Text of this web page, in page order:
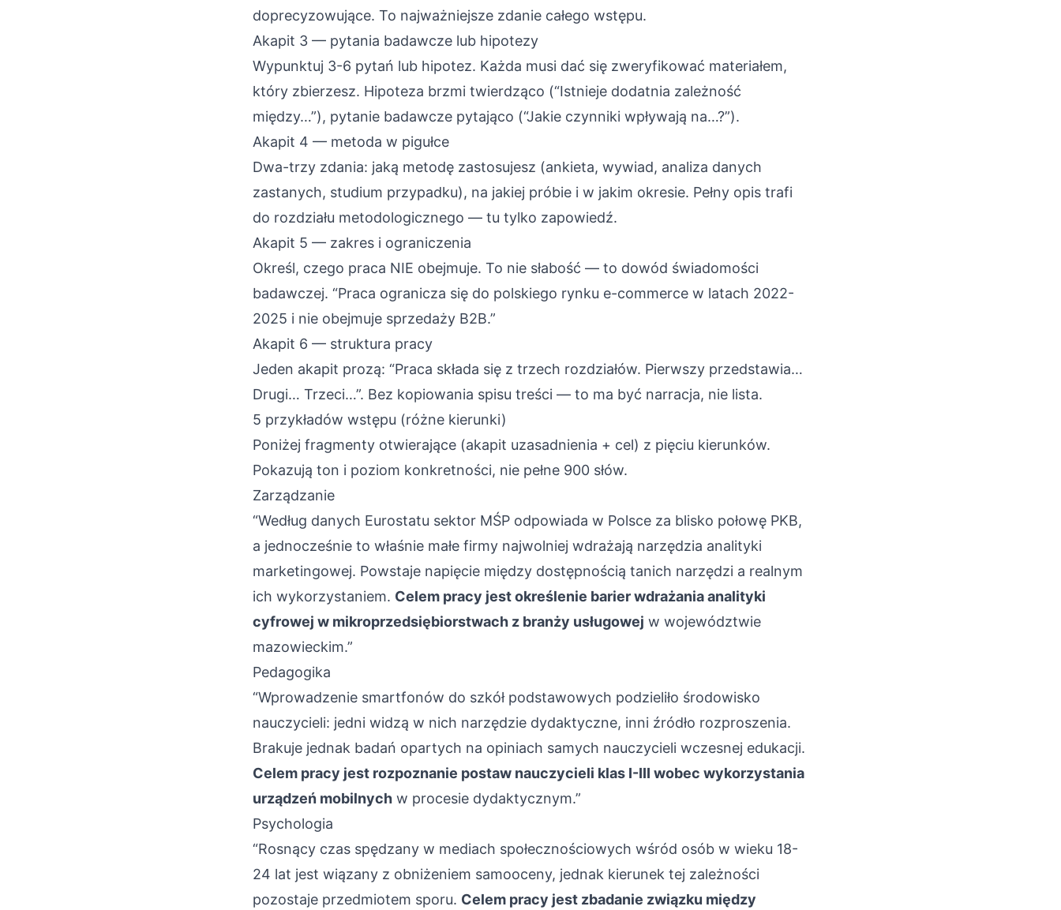
doprecyzowujące. To najważniejsze zdanie całego wstępu.
Akapit 3 — pytania badawcze lub hipotezy
Wypunktuj 3-6 pytań lub hipotez. Każda musi dać się zweryfikować materiałem,
który zbierzesz. Hipoteza brzmi twierdząco (“Istnieje dodatnia zależność
między…”), pytanie badawcze pytająco (“Jakie czynniki wpływają na…?”).
Akapit 4 — metoda w pigułce
Dwa-trzy zdania: jaką metodę zastosujesz (ankieta, wywiad, analiza danych
zastanych, studium przypadku), na jakiej próbie i w jakim okresie. Pełny opis trafi
do rozdziału metodologicznego — tu tylko zapowiedź.
Akapit 5 — zakres i ograniczenia
Określ, czego praca NIE obejmuje. To nie słabość — to dowód świadomości
badawczej. “Praca ogranicza się do polskiego rynku e-commerce w latach 2022-
2025 i nie obejmuje sprzedaży B2B.”
Akapit 6 — struktura pracy
Jeden akapit prozą: “Praca składa się z trzech rozdziałów. Pierwszy przedstawia…
Drugi… Trzeci…”. Bez kopiowania spisu treści — to ma być narracja, nie lista.
5 przykładów wstępu (różne kierunki)
Poniżej fragmenty otwierające (akapit uzasadnienia + cel) z pięciu kierunków.
Pokazują ton i poziom konkretności, nie pełne 900 słów.
Zarządzanie
“Według danych Eurostatu sektor MŚP odpowiada w Polsce za blisko połowę PKB,
a jednocześnie to właśnie małe firmy najwolniej wdrażają narzędzia analityki
marketingowej. Powstaje napięcie między dostępnością tanich narzędzi a realnym
ich wykorzystaniem. Celem pracy jest określenie barier wdrażania analityki
cyfrowej w mikroprzedsiębiorstwach z branży usługowej w województwie
mazowieckim.”
Pedagogika
“Wprowadzenie smartfonów do szkół podstawowych podzieliło środowisko
nauczycieli: jedni widzą w nich narzędzie dydaktyczne, inni źródło rozproszenia.
Brakuje jednak badań opartych na opiniach samych nauczycieli wczesnej edukacji.
Celem pracy jest rozpoznanie postaw nauczycieli klas I-III wobec wykorzystania
urządzeń mobilnych w procesie dydaktycznym.”
Psychologia
“Rosnący czas spędzany w mediach społecznościowych wśród osób w wieku 18-
24 lat jest wiązany z obniżeniem samooceny, jednak kierunek tej zależności
pozostaje przedmiotem sporu. Celem pracy jest zbadanie związku między